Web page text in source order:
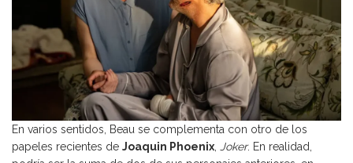
En varios sentidos, Beau se complementa con otro de los
papeles recientes de Joaquin Phoenix Joker. En realidad,